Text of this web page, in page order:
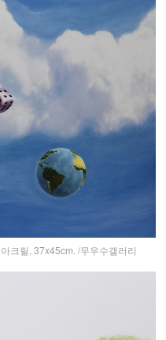
크릴, 37x45cm. /무우수갤러리